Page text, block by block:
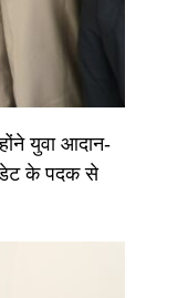
युवा आदान-
के पदक से